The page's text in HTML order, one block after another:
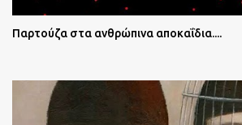
Παρτούζα στα ανθρώπινα αποκαΐδια....